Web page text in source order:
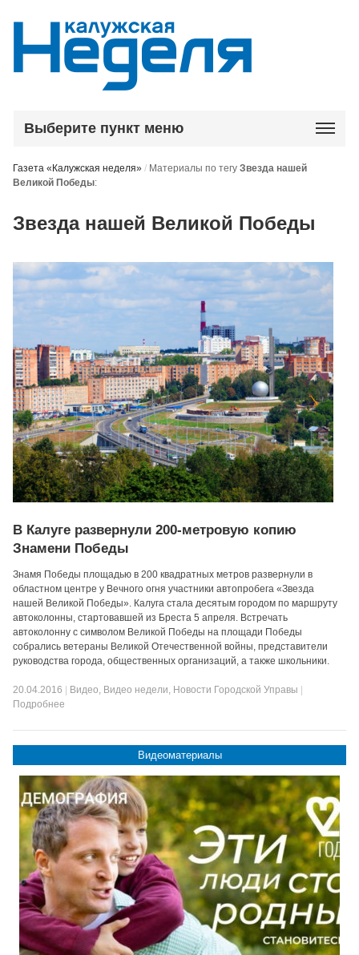
Выберите пункт меню
Газета «Калужская неделя» / Материалы по тегуЗвезда нашей
Великой Победы:
Звезда нашей Великой Победы
В Калуге развернули 200-метровую копию
Знамени Победы
Знамя Победы площадью в 200 квадратных метров развернули в
областном центре у Вечного огня участники автопробега «Звезда
нашей Великой Победы». Калуга стала десятым городом по маршруту
автоколонны, стартовавшей из Бреста 5 апреля. Встречать
автоколонну с символом Великой Победы на площади Победы
собрались ветераны Великой Отечественной войны, представители
руководства города, общественных организаций, а также школьники.
20.04.2016 Видео, Видео недели, Новости Городской Управы
Подробнее
Видеоматериалы